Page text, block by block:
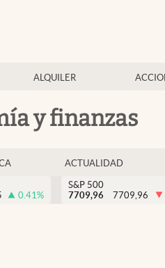
ALQUILER
y finanzas
ACTUALIDAD
0.41%
S&P 500
7709,96
7709,96